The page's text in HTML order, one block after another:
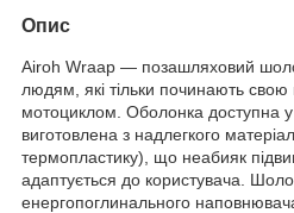
Опис
Airoh Wraap — позашляховий
людям, які тільки починають свою
мотоциклом. Оболонка доступна у
виготовлена з надлегкого
термопластику), що неабияк
адаптується до користувача.
енергопоглинального